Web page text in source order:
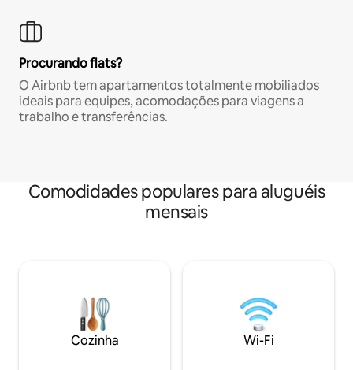
Procurando flats?
O Airbnb tem apartamentos totalmente mobiliados
ideais para equipes, acomodações para viagens a
trabalho e transferências.
Comodidades populares para aluguéis
mensais
Cozinha Wi-Fi